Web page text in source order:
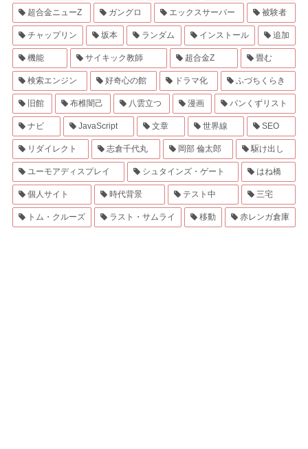
超合金ニューZ ガングロ エックスサーバー 被験者
チャップリン 坂本 ランダム インストール 追加
機能 サイキック教師 超合金Z 畳む
検索エンジン 好奇心の館 ドラマ化 ふづちくらき
旧館 布椎闇己 八雲立つ 漫画 パンくずリスト
ナビ JavaScript 文章 世界線 SEO
リダイレクト 志倉千代丸 岡部 倫太郎 駆け出し
ユーモアディスプレイ シュタインズ・ゲート はね橋
個人サイト 時代背景 テスト中 三宅
トム・クルーズ ラスト・サムライ 移動 赤レンガ倉庫